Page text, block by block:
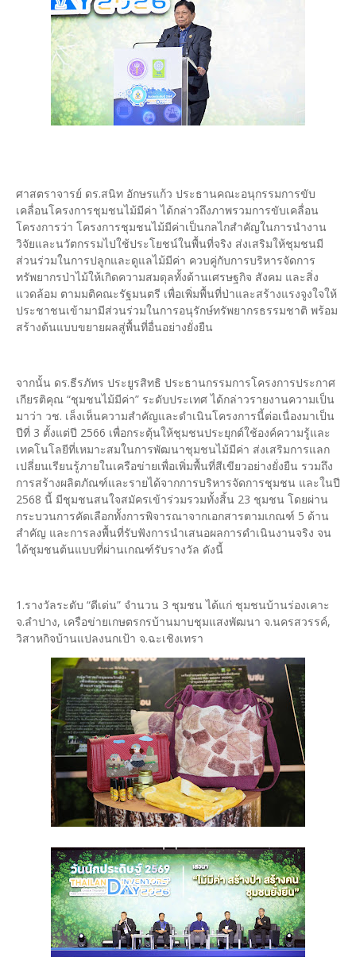
ศาสตราจารย์ ดร.สนิท อักษรแก้ว ประธานคณะอนุกรรมการขับ
เคลื่อนโครงการชุมชนไม้มีค่า ได้กล่าวถึงภาพรวมการขับเคลื่อน
โครงการว่า โครงการชุมชนไม้มีค่าเป็นกลไกสำคัญในการนำงาน
วิจัยและนวัตกรรมไปใช้ประโยชน์ในพื้นที่จริง ส่งเสริมให้ชุมชนมี
ส่วนร่วมในการปลูกและดูแลไม้มีค่า ควบคู่กับการบริหารจัดการ
ทรัพยากรป่าไม้ให้เกิดความสมดุลทั้งด้านเศรษฐกิจ สังคม และสิ่ง
แวดล้อม ตามมติคณะรัฐมนตรี เพื่อเพิ่มพื้นที่ป่าและสร้างแรงจูงใจให้
ประชาชนเข้ามามีส่วนร่วมในการอนุรักษ์ทรัพยากรธรรมชาติ พร้อม
สร้างต้นแบบขยายผลสู่พื้นที่อื่นอย่างยั่งยืน
จากนั้น ดร.ธีรภัทร ประยูรสิทธิ ประธานกรรมการโครงการประกาศ
เกียรติคุณ “ชุมชนไม้มีค่า” ระดับประเทศ ได้กล่าวรายงานความเป็น
มาว่า วช. เล็งเห็นความสำคัญและดำเนินโครงการนี้ต่อเนื่องมาเป็น
ปีที่ 3 ตั้งแต่ปี 2566 เพื่อกระตุ้นให้ชุมชนประยุกต์ใช้องค์ความรู้และ
เทคโนโลยีที่เหมาะสมในการพัฒนาชุมชนไม้มีค่า ส่งเสริมการแลก
เปลี่ยนเรียนรู้ภายในเครือข่ายเพื่อเพิ่มพื้นที่สีเขียวอย่างยั่งยืน รวมถึง
การสร้างผลิตภัณฑ์และรายได้จากการบริหารจัดการชุมชน และในปี
2568 นี้ มีชุมชนสนใจสมัครเข้าร่วมรวมทั้งสิ้น 23 ชุมชน โดยผ่าน
กระบวนการคัดเลือกทั้งการพิจารณาจากเอกสารตามเกณฑ์ 5 ด้าน
สำคัญ และการลงพื้นที่รับฟังการนำเสนอผลการดำเนินงานจริง จน
ได้ชุมชนต้นแบบที่ผ่านเกณฑ์รับรางวัล ดังนี้
1.รางวัลระดับ “ดีเด่น” จำนวน 3 ชุมชน ได้แก่ ชุมชนบ้านร่องเคาะ
จ.ลำปาง, เครือข่ายเกษตรกรบ้านมาบชุมแสงพัฒนา จ.นครสวรรค์,
วิสาหกิจบ้านแปลงนกเป้า จ.ฉะเชิงเทรา